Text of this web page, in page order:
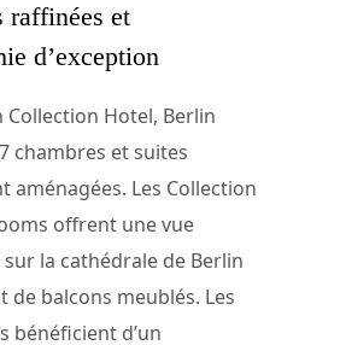
raffinées et
d’exception
Collection Hotel, Berlin
chambres et suites
aménagées. Les Collection
offrent une vue
la cathédrale de Berlin
de balcons meublés. Les
bénéficient d’un